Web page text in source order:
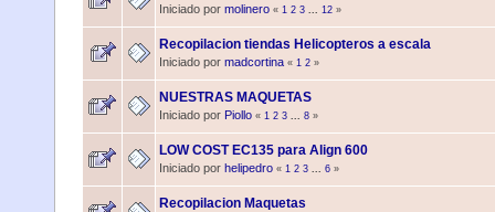
Iniciado por molinero « 1 2 3 12 »
Recopilacion tiendas Helicopteros a escala
Iniciado por madcortina « 1 2 »
NUESTRAS MAQUETAS
Iniciado por Piollo « 1 2 3 8 »
LOW COST EC135 para Align 600
Iniciado por helipedro « 1 2 3 6 »
Recopilacion Maquetas